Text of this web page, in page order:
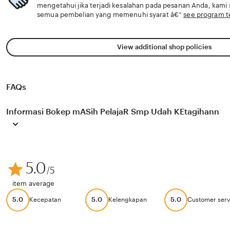
mengetahui jika terjadi kesalahan pada pesanan Anda,
semua pembelian yang memenuhi syarat â€”see program
View additional shop policies
FAQs
Informasi Bokep mASih PelajaR Smp Udah KEtagihann
5.0/5
item average
5.0 Kecepatan 5.0 Kelengkapan 5.0 Customer